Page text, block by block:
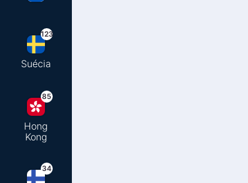
123
Suécia
85
Hong
Kong
34